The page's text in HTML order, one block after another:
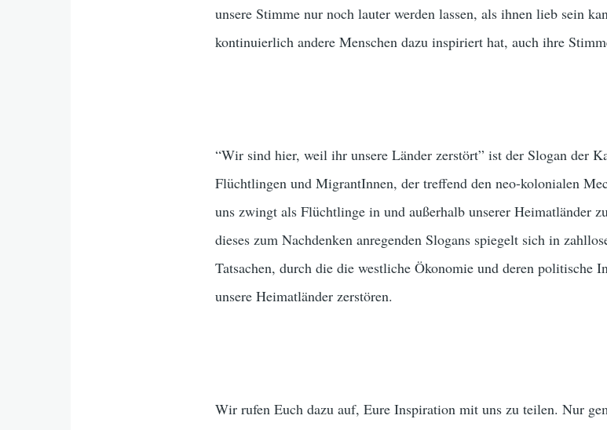
unsere Stimme nur noch lauter werden lassen, als ihnen lieb sein
kontinuierlich andere Menschen dazu inspiriert hat, auch ihre
“Wir sind hier, weil ihr unsere Länder zerstört” ist der Slogan der
Flüchtlingen und MigrantInnen, der treffend den neo-kolonialen
uns zwingt als Flüchtlinge in und außerhalb unserer Heimatländer
dieses zum Nachdenken anregenden Slogans spiegelt sich in
Tatsachen, durch die die westliche Ökonomie und deren politische
unsere Heimatländer zerstören.
Wir rufen Euch dazu auf, Eure Inspiration mit uns zu teilen. Nur